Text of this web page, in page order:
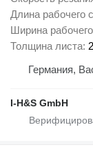
Длина рабочего
Ширина
Толщина листа
Германия,
I-H&S GmbH